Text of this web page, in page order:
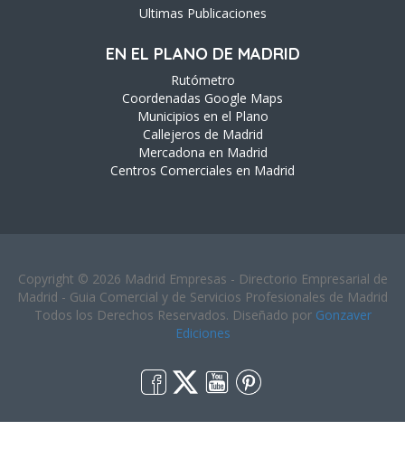
Ultimas Publicaciones
EN EL PLANO DE MADRID
Rutómetro
Coordenadas Google Maps
Municipios en el Plano
Callejeros de Madrid
Mercadona en Madrid
Centros Comerciales en Madrid
Copyright © 2026 Madrid Empresas - Directorio Empresarial de
Madrid - Guia Comercial y de Servicios Profesionales de Madrid
Todos los Derechos Reservados. Diseñado por Gonzaver
Ediciones